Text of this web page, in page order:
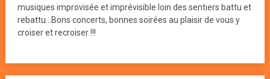
musiques improvisée et imprévisible loin des sentiers battu et
rebattu...Bons concerts, bonnes soirées au plaisir de vous y
croiser et recroiser !!!